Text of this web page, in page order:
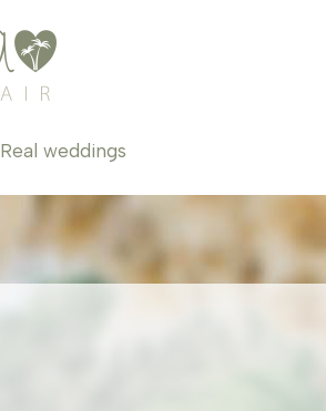
Real weddings